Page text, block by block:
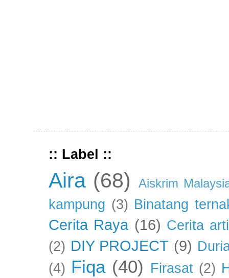
:: Label ::
Aira (68) Aiskrim
kampung (3) Binatang
Cerita Raya (16) Cerita
(2) DIY PROJECT (9)
(4) Fiqa (40) Firasat (2)